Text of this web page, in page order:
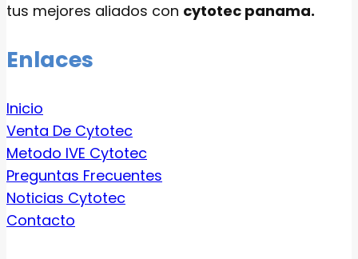
tus mejores aliados con cytotec panama.
Enlaces
Inicio
Venta De Cytotec
Metodo IVE Cytotec
Preguntas Frecuentes
Noticias Cytotec
Contacto